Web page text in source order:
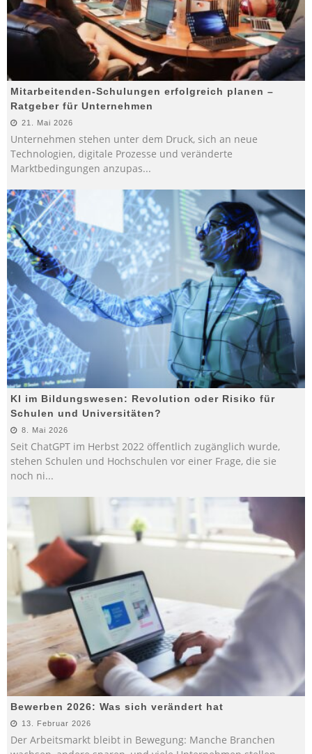
Mitarbeitenden-Schulungen erfolgreich planen –
Ratgeber für Unternehmen
21. Mai 2026
Unternehmen stehen unter dem Druck, sich an neue
Technologien, digitale Prozesse und veränderte
Marktbedingungen anzupas...
KI im Bildungswesen: Revolution oder Risiko für
Schulen und Universitäten?
8. Mai 2026
Seit ChatGPT im Herbst 2022 öffentlich zugänglich wurde,
stehen Schulen und Hochschulen vor einer Frage, die sie
noch ni...
Bewerben 2026: Was sich verändert hat
13. Februar 2026
Der Arbeitsmarkt bleibt in Bewegung: Manche Branchen